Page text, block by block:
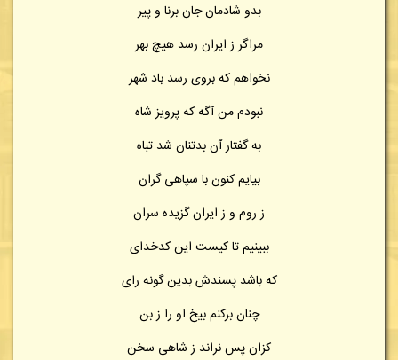
بدو شادمان جان برنا و پیر
مراگر ز ایران رسد هیچ بهر
نخواهم که بروی رسد باد شهر
نبودم من آگه که پرویز شاه
به گفتار آن بدتنان شد تباه
بیایم کنون با سپاهی گران
ز روم و ز ایران گزیده سران
ببینیم تا کیست این کدخدای
که باشد پسندش بدین گونه رای
چنان برکنم بیخ او را ز بن
کزان پس نراند ز شاهی سخن